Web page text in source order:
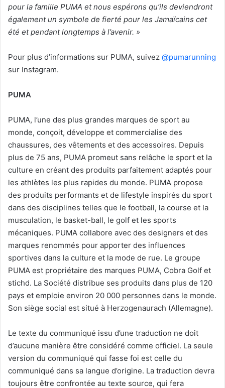
pour la famille PUMA et nous espérons qu’ils deviendront
également un symbole de fierté pour les Jamaïcains cet
été et pendant longtemps à l’avenir. »
Pour plus d’informations sur PUMA, suivez @pumarunning
sur Instagram.
PUMA
PUMA, l’une des plus grandes marques de sport au
monde, conçoit, développe et commercialise des
chaussures, des vêtements et des accessoires. Depuis
plus de 75 ans, PUMA promeut sans relâche le sport et la
culture en créant des produits parfaitement adaptés pour
les athlètes les plus rapides du monde. PUMA propose
des produits performants et de lifestyle inspirés du sport
dans des disciplines telles que le football, la course et la
musculation, le basket-ball, le golf et les sports
mécaniques. PUMA collabore avec des designers et des
marques renommés pour apporter des influences
sportives dans la culture et la mode de rue. Le groupe
PUMA est propriétaire des marques PUMA, Cobra Golf et
stichd. La Société distribue ses produits dans plus de 120
pays et emploie environ 20 000 personnes dans le monde.
Son siège social est situé à Herzogenaurach (Allemagne).
Le texte du communiqué issu d’une traduction ne doit
d’aucune manière être considéré comme officiel. La seule
version du communiqué qui fasse foi est celle du
communiqué dans sa langue d’origine. La traduction devra
toujours être confrontée au texte source, qui fera